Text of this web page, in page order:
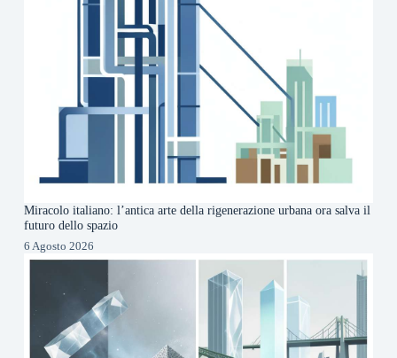
Miracolo italiano: l’antica arte della rigenerazione urbana ora salva il
futuro dello spazio
6 Agosto 2026